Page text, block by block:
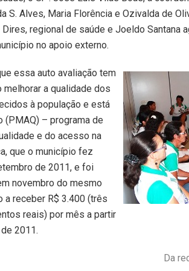
S. Alves, Maria Florência e Ozivalda de
Dires, regional de saúde e Joeldo Santana
no apoio externo.
essa auto avaliação tem
a qualidade dos
à população e está
(PMAQ) – programa de
e do acesso na
que o município fez
de 2011, e foi
novembro do mesmo
a receber R$ 3.400 (três
reais) por mês a partir
2011.
Da